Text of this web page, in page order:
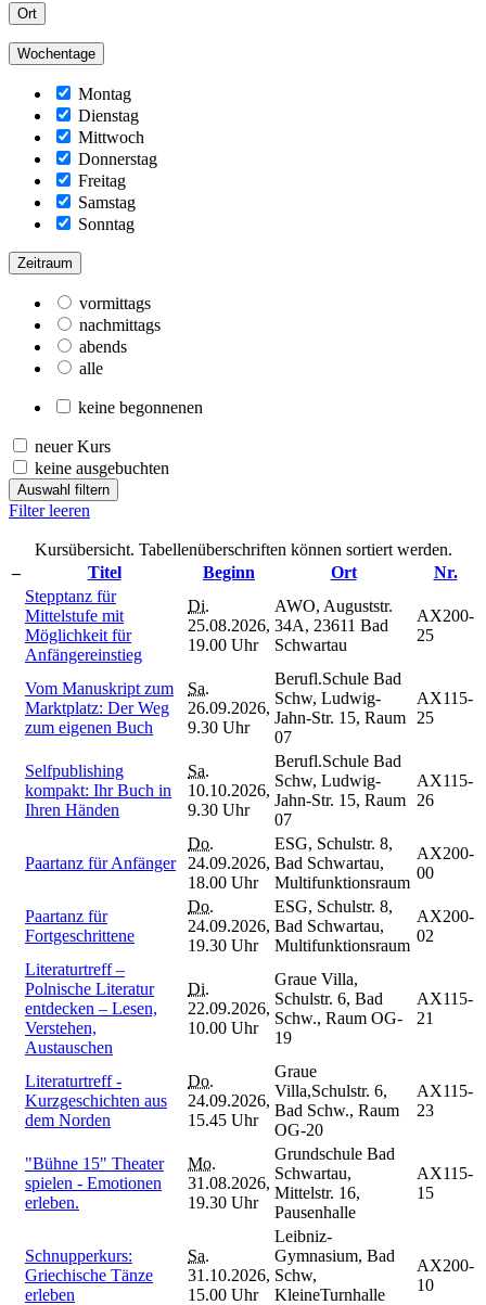
Ort
Wochentage
Montag
Dienstag
Mittwoch
Donnerstag
Freitag
Samstag
Sonntag
Zeitraum
vormittags
nachmittags
abends
alle
keine begonnenen
neuer Kurs
keine ausgebuchten
Auswahl filtern
Filter leeren
Kursübersicht. Tabellenüberschriften können sortiert werden.
–
Titel Beginn Ort
Nr.
Stepptanz für
Mittelstufe mit
Möglichkeit für
Anfängereinstieg
Di.
25.08.2026,
19.00 Uhr
AWO, Auguststr.
34A, 23611 Bad
Schwartau
AX200-
25
Vom Manuskript zum
Marktplatz: Der Weg
zum eigenen Buch
Sa.
26.09.2026,
9.30 Uhr
Berufl.Schule Bad
Schw, Ludwig-
Jahn-Str. 15, Raum
07
AX115-
25
Selfpublishing
kompakt: Ihr Buch in
Ihren Händen
Sa.
10.10.2026,
9.30 Uhr
Berufl.Schule Bad
Schw, Ludwig-
Jahn-Str. 15, Raum
07
AX115-
26
Paartanz für Anfänger
Do.
24.09.2026,
18.00 Uhr
ESG, Schulstr. 8,
Bad Schwartau,
Multifunktionsraum
AX200-
00
Paartanz für
Fortgeschrittene
Do.
24.09.2026,
19.30 Uhr
ESG, Schulstr. 8,
Bad Schwartau,
Multifunktionsraum
AX200-
02
Literaturtreff –
Polnische Literatur
entdecken – Lesen,
Verstehen,
Austauschen
Di.
22.09.2026,
10.00 Uhr
Graue Villa,
Schulstr. 6, Bad
Schw., Raum OG-
19
AX115-
21
Literaturtreff -
Kurzgeschichten aus
dem Norden
Do.
24.09.2026,
15.45 Uhr
Graue
Villa,Schulstr. 6,
Bad Schw., Raum
OG-20
AX115-
23
"Bühne 15" Theater
spielen - Emotionen
erleben.
Mo.
31.08.2026,
19.30 Uhr
Grundschule Bad
Schwartau,
Mittelstr. 16,
Pausenhalle
AX115-
15
Schnupperkurs:
Griechische Tänze
erleben
Sa.
31.10.2026,
15.00 Uhr
Leibniz-
Gymnasium, Bad
Schw,
KleineTurnhalle
AX200-
10